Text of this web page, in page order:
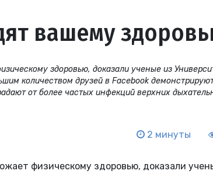
вашему
здоровью, доказали ученые из
количеством друзей в Facebook
от более частых инфекций верхних
2 минуты
физическому здоровью, доказали